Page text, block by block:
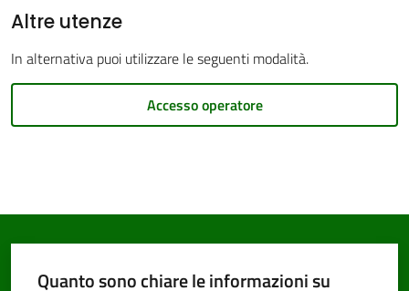
Servizi
on-
line
Tutti
Altre utenze
In alternativa puoi utilizzare le seguenti modalità.
Accesso operatore
Quanto sono chiare le informazioni su